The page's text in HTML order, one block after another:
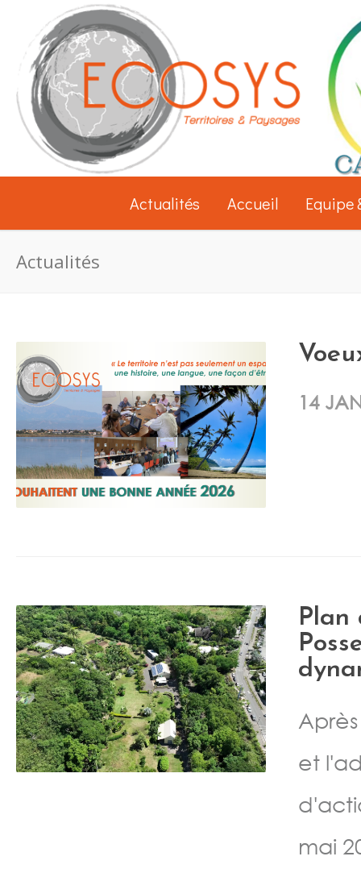
Actualités Accueil Equipe
Actualités
14
Plan
et
mai